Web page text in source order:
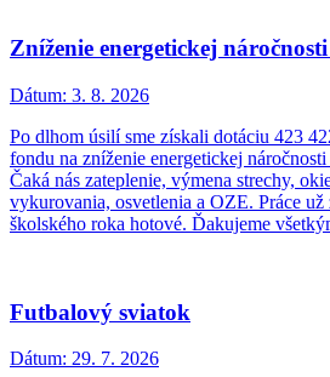
Zníženie energetickej
Dátum: 3. 8. 2026
Po dlhom úsilí sme získali dotáciu 423
fondu na zníženie energetickej
Čaká nás zateplenie, výmena strechy,
vykurovania, osvetlenia a OZE. Práce
školského roka hotové. Ďakujeme
Futbalový sviatok
Dátum: 29. 7. 2026